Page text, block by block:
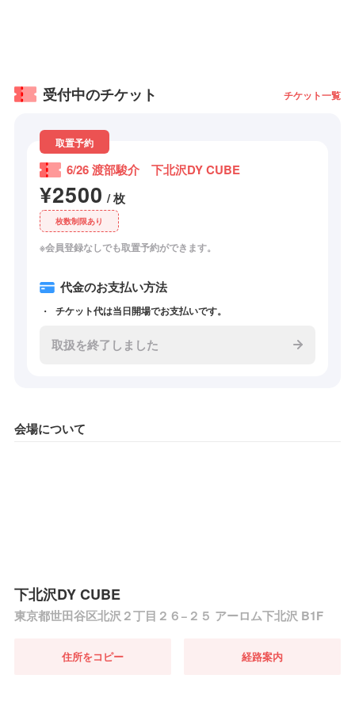
受付中のチケット チケット一覧
取置予約
6/26 渡部駿介 下北沢DY CUBE
¥2500 / 枚
枚数制限あり
※会員登録なしでも取置予約ができます。
代金のお支払い方法
チケット代は当日開場でお支払いです。
取扱を終了しました
会場について
下北沢DY CUBE
東京都世田谷区北沢２丁目２６−２５ アーロム下北沢 B1F
住所をコピー 経路案内